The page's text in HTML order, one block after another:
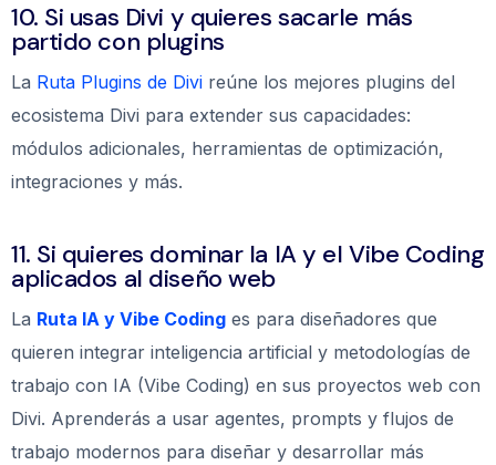
10. Si usas Divi y quieres sacarle más
partido con plugins
La Ruta Plugins de Divi reúne los mejores plugins del
ecosistema Divi para extender sus capacidades:
módulos adicionales, herramientas de optimización,
integraciones y más.
11. Si quieres dominar la IA y el Vibe Coding
aplicados al diseño web
La Ruta IA y Vibe Coding es para diseñadores que
quieren integrar inteligencia artificial y metodologías de
trabajo con IA (Vibe Coding) en sus proyectos web con
Divi. Aprenderás a usar agentes, prompts y flujos de
trabajo modernos para diseñar y desarrollar más